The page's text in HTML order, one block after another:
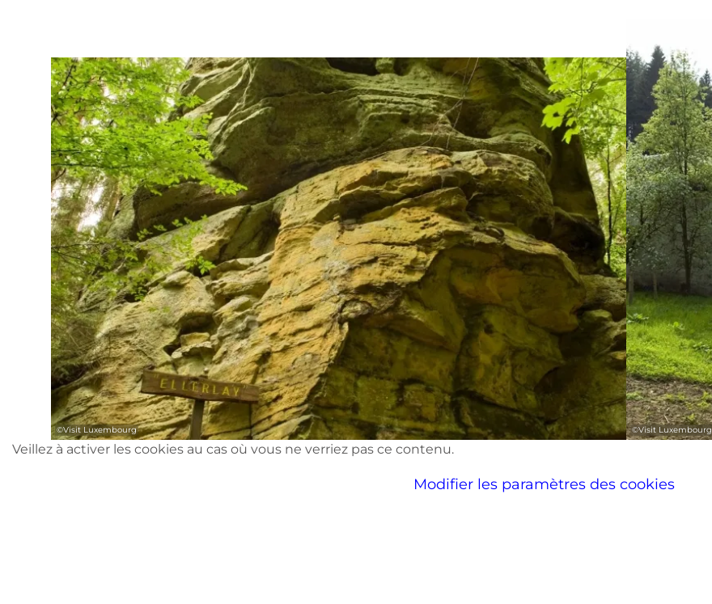
©Visit Luxembourg ©Visit Luxembourg
Veillez à activer les cookies au cas où vous ne verriez pas ce contenu.
Modifier les paramètres des cookies